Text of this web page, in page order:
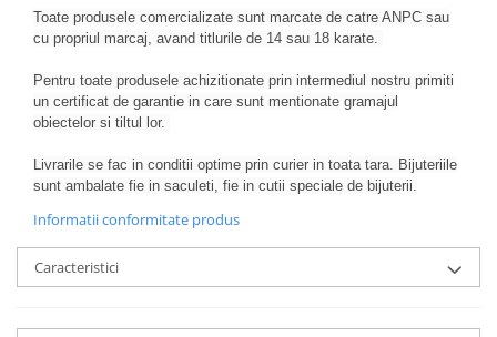
Toate produsele comercializate sunt marcate de catre ANPC sau
cu propriul marcaj, avand titlurile de 14 sau 18 karate.
Pentru toate produsele achizitionate prin intermediul nostru primiti
un certificat de garantie in care sunt mentionate gramajul
obiectelor si tiltul lor.
Livrarile se fac in conditii optime prin curier in toata tara. Bijuteriile
sunt ambalate fie in saculeti, fie in cutii speciale de bijuterii.
Informatii conformitate produs
Caracteristici